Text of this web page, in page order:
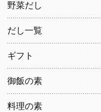
野菜だし
だし一覧
ギフト
御飯の素
料理の素